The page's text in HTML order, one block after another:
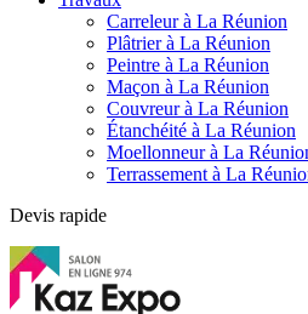
Carreleur à La Réunion
Plâtrier à La Réunion
Peintre à La Réunion
Maçon à La Réunion
Couvreur à La Réunion
Étanchéité à La Réunion
Moellonneur à La
Terrassement à La
Devis rapide